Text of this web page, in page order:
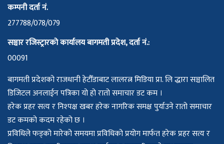
कम्पनी दर्ता नं.
277788/078/079
सञ्चार रजिस्ट्रारको कार्यालय बागमती प्रदेश, दर्ता नं.:
00091
बागमती प्रदेशको राजधानी हेटौँडाबाट लालरत्न मिडिया प्रा. लि द्धारा सञ्चालित
डिजिटल अनलाईन पत्रिका यो हो रातो समाचार डट कम ।
हरेक प्रहर सत्य र निश्पक्ष खबर हरेक नागरिक समक्ष पुर्याउने रातो समाचार
डट कमको कदम रहेको छ ।
प्रविधिले फड्को मारेको समयमा प्रविधिको प्रयोग मार्फत हरेक प्रहर सत्य र